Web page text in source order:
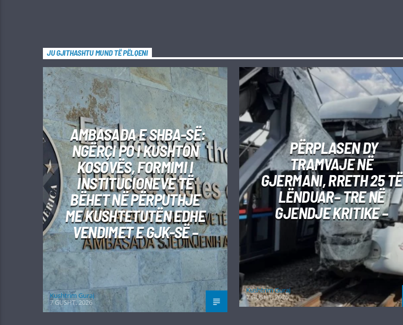
JU GJITHASHTU MUND TË PËLQENI
AMBASADA E SHBA-SË:
NGËRÇI PO I KUSHTON
KOSOVËS, FORMIMI I
INSTITUCIONEVE TË
BËHET NË PËRPUTHJE
ME KUSHTETUTËN EDHE
VENDIMET E GJK-SË –
Kushtrim Guraj
7 GUSHT, 2026
PËRPLASEN DY
TRAMVAJE NË
GJERMANI, RRETH 25 TË
LËNDUAR– TRE NË
GJENDJE KRITIKE –
Kushtrim Guraj
7 GUSHT, 2026